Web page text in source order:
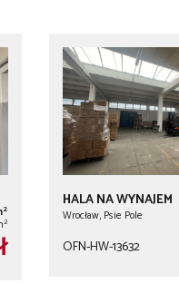
2
2
HALA NA WYNAJEM
Wrocław, Psie Pole
OFN-HW-13632